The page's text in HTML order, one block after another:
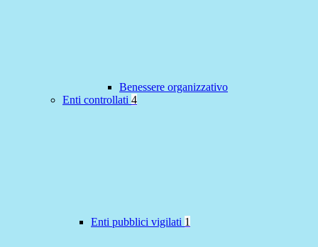
Benessere organizzativo
Enti controllati 4
Enti pubblici vigilati 1